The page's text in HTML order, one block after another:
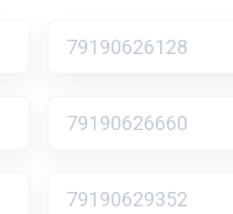
79190626128
79190626660
79190629352